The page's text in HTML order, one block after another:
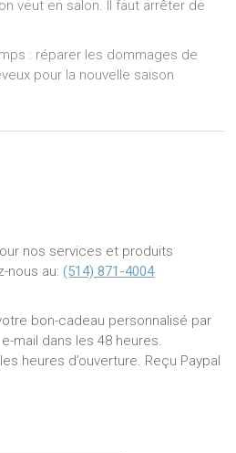
veut en salon. Il faut arrêter de
: réparer les dommages de
pour la nouvelle saison
nos services et produits
nous au:(514) 871-4004
bon-cadeau personnalisé par
mail dans les 48 heures.
heures d’ouverture. Reçu Paypal